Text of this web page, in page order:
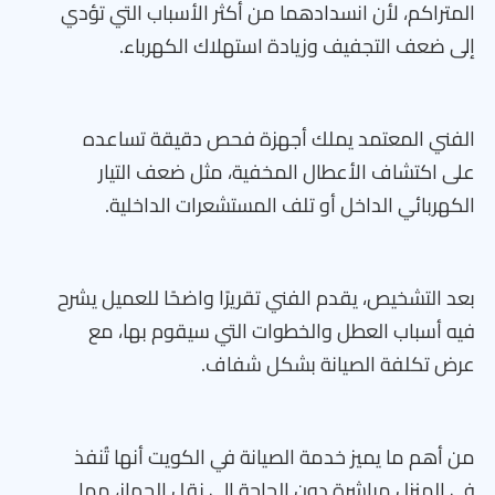
المتراكم، لأن انسدادهما من أكثر الأسباب التي تؤدي
إلى ضعف التجفيف وزيادة استهلاك الكهرباء.
الفني المعتمد يملك أجهزة فحص دقيقة تساعده
على اكتشاف الأعطال المخفية، مثل ضعف التيار
الكهربائي الداخل أو تلف المستشعرات الداخلية.
بعد التشخيص، يقدم الفني تقريرًا واضحًا للعميل يشرح
فيه أسباب العطل والخطوات التي سيقوم بها، مع
عرض تكلفة الصيانة بشكل شفاف.
من أهم ما يميز خدمة الصيانة في الكويت أنها تُنفذ